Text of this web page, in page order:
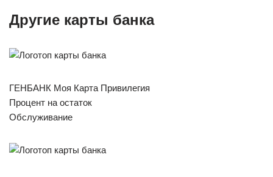
Другие карты банка
ГЕНБАНК Моя Карта Привилегия
Процент на остаток
Обслуживание